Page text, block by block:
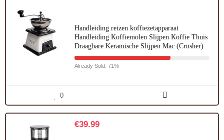
Handleiding reizen koffiezetapparaat
Handleiding Koffiemolen Slijpen Koffie Thuis
Draagbare Keramische Slijpen Mac (Crusher)
Already Sold: 71%
0
€39.99